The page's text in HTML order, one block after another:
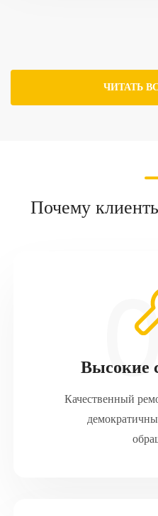
ЧИТАТЬ
Почему
Высокие
Качественный